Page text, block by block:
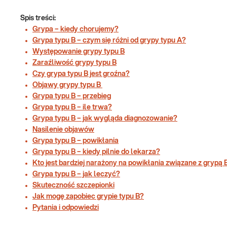
Spis treści:
Grypa – kiedy chorujemy?
Grypa typu B – czym się różni od grypy typu A?
Występowanie grypy typu B
Zaraźliwość grypy typu B
Czy grypa typu B jest groźna?
Objawy grypy typu B
Grypa typu B – przebieg
Grypa typu B – ile trwa?
Grypa typu B – jak wygląda diagnozowanie?
Nasilenie objawów
Grypa typu B – powikłania
Grypa typu B – kiedy pilnie do lekarza?
Kto jest bardziej narażony na powikłania związane z grypą
Grypa typu B – jak leczyć?
Skuteczność szczepionki
Jak mogę zapobiec grypie typu B?
Pytania i odpowiedzi